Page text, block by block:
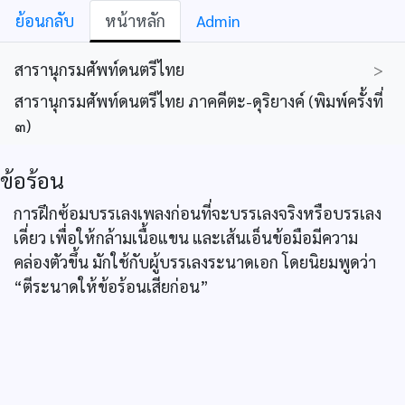
ย้อนกลับ หน้าหลัก Admin
สารานุกรมศัพท์ดนตรีไทย
>
สารานุกรมศัพท์ดนตรีไทย ภาคคีตะ-ดุริยางค์ (พิมพ์ครั้งที่
๓)
ข้อร้อน
การฝึกซ้อมบรรเลงเพลงก่อนที่จะบรรเลงจริงหรือบรรเลง
เดี่ยว เพื่อให้กล้ามเนื้อแขน และเส้นเอ็นข้อมือมีความ
คล่องตัวขึ้น มักใช้กับผู้บรรเลงระนาดเอก โดยนิยมพูดว่า
“ตีระนาดให้ข้อร้อนเสียก่อน”